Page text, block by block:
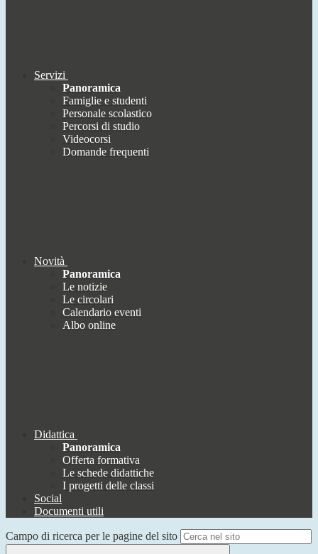
Servizi
Panoramica
Famiglie e studenti
Personale scolastico
Percorsi di studio
Videocorsi
Domande frequenti
Novità
Panoramica
Le notizie
Le circolari
Calendario eventi
Albo online
Didattica
Panoramica
Offerta formativa
Le schede didattiche
I progetti delle classi
Social
Documenti utili
Campo di ricerca per le pagine del sito